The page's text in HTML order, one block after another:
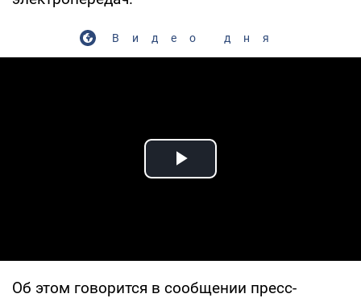
Видео дня
Play Video
Об этом говорится в сообщении пресс-